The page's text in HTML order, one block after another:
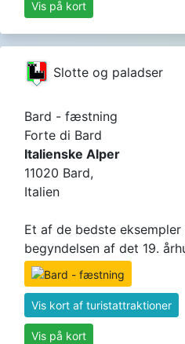
Vis på kort
Slotte og paladser
Bard - fæstning
Forte di Bard
Italienske Alper
11020 Bard,
Italien
Et af de bedste
begyndelsen af ​​det 19.
Vis kort af turistattraktioner
Vis på kort